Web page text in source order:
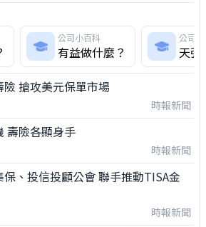
公司小百科
有益做什麼？
公司
天弘
險 搶攻美元保單市場
時報新聞
壽險各顯身手
時報新聞
保、投信投顧公會 聯手推動TISA金
時報新聞